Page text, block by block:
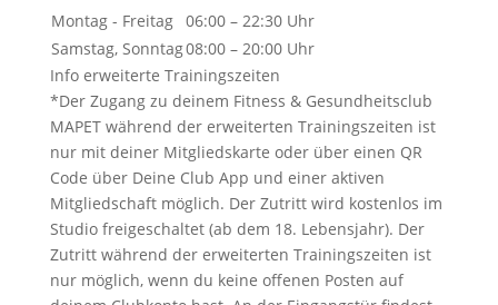
Montag - Freitag 06:00 – 22:30 Uhr
Samstag, Sonntag08:00 – 20:00 Uhr
Info erweiterte Trainingszeiten
*Der Zugang zu deinem Fitness & Gesundheitsclub
MAPET während der erweiterten Trainingszeiten ist
nur mit deiner Mitgliedskarte oder über einen QR
Code über Deine Club App und einer aktiven
Mitgliedschaft möglich. Der Zutritt wird kostenlos im
Studio freigeschaltet (ab dem 18. Lebensjahr). Der
Zutritt während der erweiterten Trainingszeiten ist
nur möglich, wenn du keine offenen Posten auf